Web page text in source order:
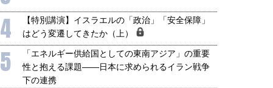
4
【特別講演】イスラエルの「政治」「安全保障」
はどう変遷してきたか（上）
5
「エネルギー供給国としての東南アジア」の重要
性と抱える課題――日本に求められるイラン戦争
下の連携